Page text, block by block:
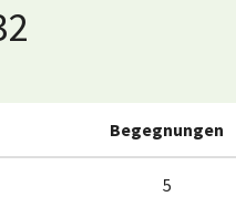
Begegnungen
5